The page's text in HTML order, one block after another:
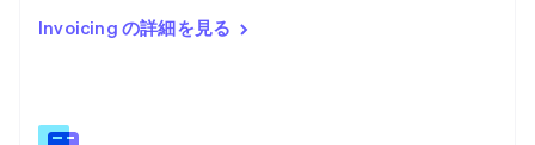
Invoicing の詳細を見る
English
Español